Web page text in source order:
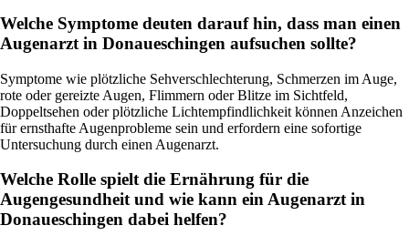
Welche Symptome deuten darauf hin, dass man einen
Augenarzt in Donaueschingen aufsuchen sollte?
Symptome wie plötzliche Sehverschlechterung, Schmerzen im Auge,
rote oder gereizte Augen, Flimmern oder Blitze im Sichtfeld,
Doppeltsehen oder plötzliche Lichtempfindlichkeit können Anzeichen
für ernsthafte Augenprobleme sein und erfordern eine sofortige
Untersuchung durch einen Augenarzt.
Welche Rolle spielt die Ernährung für die
Augengesundheit und wie kann ein Augenarzt in
Donaueschingen dabei helfen?